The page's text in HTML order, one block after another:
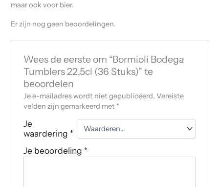
maar ook voor bier.
Er zijn nog geen beoordelingen.
Wees de eerste om “Bormioli Bodega
Tumblers 22,5cl (36 Stuks)” te
beoordelen
Je e-mailadres wordt niet gepubliceerd. Vereiste
velden zijn gemarkeerd met *
Je
waardering *
Je beoordeling *